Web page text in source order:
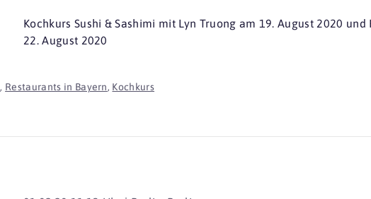
Kochkurs Sushi & Sashimi mit Lyn Truong am 19. August 2020
22. August 2020
, Restaurants in Bayern, Kochkurs